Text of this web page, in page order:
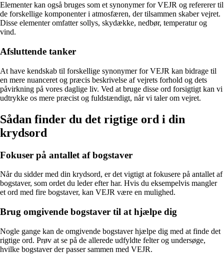
Elementer kan også bruges som et synonymer for VEJR og refererer til
de forskellige komponenter i atmosfæren, der tilsammen skaber vejret.
Disse elementer omfatter sollys, skydække, nedbør, temperatur og
vind.
Afsluttende tanker
At have kendskab til forskellige synonymer for VEJR kan bidrage til
en mere nuanceret og præcis beskrivelse af vejrets forhold og dets
påvirkning på vores daglige liv. Ved at bruge disse ord forsigtigt kan vi
udtrykke os mere præcist og fuldstændigt, når vi taler om vejret.
Sådan finder du det rigtige ord i din
krydsord
Fokuser på antallet af bogstaver
Når du sidder med din krydsord, er det vigtigt at fokusere på antallet af
bogstaver, som ordet du leder efter har. Hvis du eksempelvis mangler
et ord med fire bogstaver, kan VEJR være en mulighed.
Brug omgivende bogstaver til at hjælpe dig
Nogle gange kan de omgivende bogstaver hjælpe dig med at finde det
rigtige ord. Prøv at se på de allerede udfyldte felter og undersøge,
hvilke bogstaver der passer sammen med VEJR.